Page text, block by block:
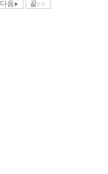
다음 ▶ 끝 ▷▷